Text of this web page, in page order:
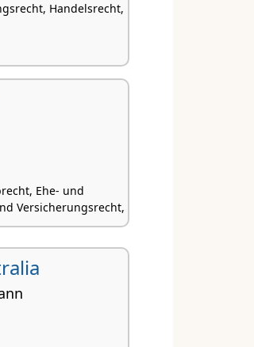
Handelsrecht,
Ehe- und
Versicherungsrecht,